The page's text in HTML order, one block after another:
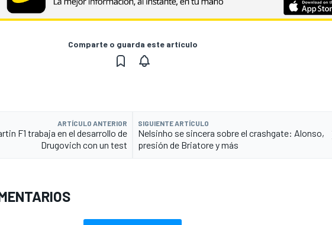
Comparte o guarda este artículo
ARTÍCULO ANTERIOR
F1 trabaja en el desarrollo de
Drugovich con un test
SIGUIENTE ARTÍCULO
Nelsinho se sincera sobre el crashgate: Alonso,
presión de Briatore y más